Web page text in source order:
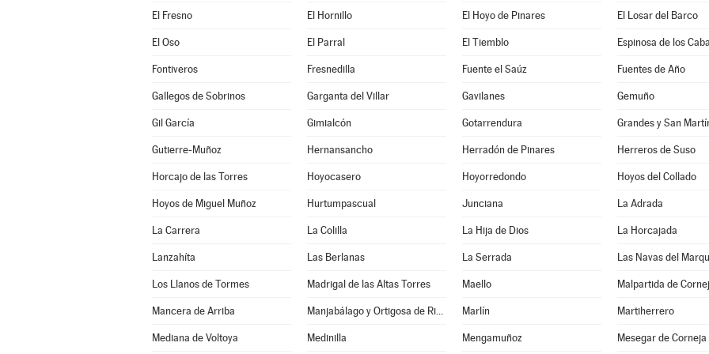
El Fresno El Hornillo El Hoyo de Pinares El Losar del Barco
El Oso El Parral El Tiemblo Espinosa de los
Fontiveros Fresnedilla Fuente el Saúz Fuentes de Año
Gallegos de Sobrinos Garganta del Villar Gavilanes Gemuño
Gil García Gimialcón Gotarrendura Grandes y San
Gutierre-Muñoz Hernansancho Herradón de Pinares Herreros de Suso
Horcajo de las Torres Hoyocasero Hoyorredondo Hoyos del Collado
Hoyos de Miguel Muñoz Hurtumpascual Junciana La Adrada
La Carrera La Colilla La Hija de Dios La Horcajada
Lanzahíta Las Berlanas La Serrada Las Navas del
Los Llanos de Tormes Madrigal de las Altas Torres Maello Malpartida de
Mancera de Arriba Manjabálago y Ortigosa de Rioalmar Marlín Martiherrero
Mediana de Voltoya Medinilla Mengamuñoz Mesegar de Corneja